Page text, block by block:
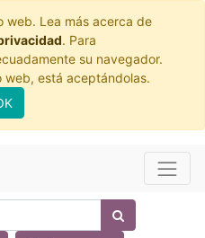
web. Lea más acerca de
. Para
su navegador.
web, está aceptándolas.